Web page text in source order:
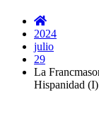
2024
julio
29
La
Hispanidad (I)